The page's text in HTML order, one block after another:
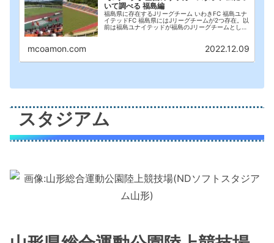
いて調べる 福島編
福島県に存在するJリーグチーム いわきFC 福島ユナ
イテッドFC 福島県にはJリーグチームが2つ存在。以
前は福島ユナイテッドが福島のJリーグチームとして
mcoamon.com 2022.12.09
スタジアム